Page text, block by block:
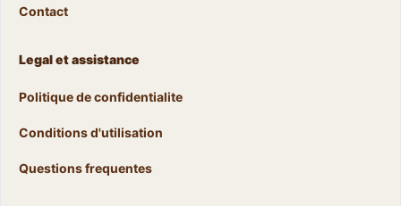
Contact
Legal et assistance
Politique de confidentialite
Conditions d'utilisation
Questions frequentes